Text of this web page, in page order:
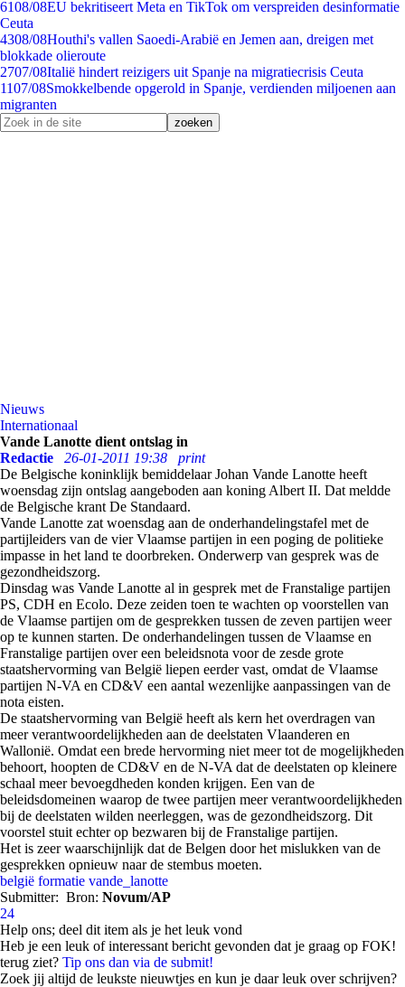
6108/08EU bekritiseert Meta en TikTok om verspreiden desinformatie
Ceuta
4308/08Houthi's vallen Saoedi-Arabië en Jemen aan, dreigen met
blokkade olieroute
2707/08Italië hindert reizigers uit Spanje na migratiecrisis Ceuta
1107/08Smokkelbende opgerold in Spanje, verdienden miljoenen aan
migranten
Nieuws
Internationaal
Vande Lanotte dient ontslag in
Redactie
26-01-2011 19:38
print
De Belgische koninklijk bemiddelaar Johan Vande Lanotte heeft
woensdag zijn ontslag aangeboden aan koning Albert II. Dat meldde
de Belgische krant De Standaard.
Vande Lanotte zat woensdag aan de onderhandelingstafel met de
partijleiders van de vier Vlaamse partijen in een poging de politieke
impasse in het land te doorbreken. Onderwerp van gesprek was de
gezondheidszorg.
Dinsdag was Vande Lanotte al in gesprek met de Franstalige partijen
PS, CDH en Ecolo. Deze zeiden toen te wachten op voorstellen van
de Vlaamse partijen om de gesprekken tussen de zeven partijen weer
op te kunnen starten. De onderhandelingen tussen de Vlaamse en
Franstalige partijen over een beleidsnota voor de zesde grote
staatshervorming van België liepen eerder vast, omdat de Vlaamse
partijen N-VA en CD&V een aantal wezenlijke aanpassingen van de
nota eisten.
De staatshervorming van België heeft als kern het overdragen van
meer verantwoordelijkheden aan de deelstaten Vlaanderen en
Wallonië. Omdat een brede hervorming niet meer tot de mogelijkheden
behoort, hoopten de CD&V en de N-VA dat de deelstaten op kleinere
schaal meer bevoegdheden konden krijgen. Een van de
beleidsdomeinen waarop de twee partijen meer verantwoordelijkheden
bij de deelstaten wilden neerleggen, was de gezondheidszorg. Dit
voorstel stuit echter op bezwaren bij de Franstalige partijen.
Het is zeer waarschijnlijk dat de Belgen door het mislukken van de
gesprekken opnieuw naar de stembus moeten.
belgië formatie vande_lanotte
Submitter: Bron: Novum/AP
24
Help ons; deel dit item als je het leuk vond
Heb je een leuk of interessant bericht gevonden dat je graag op FOK!
terug ziet? Tip ons dan via de submit!
Zoek jij altijd de leukste nieuwtjes en kun je daar leuk over schrijven?